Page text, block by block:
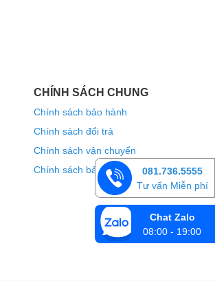
CHÍNH SÁCH CHUNG
Chính sách bảo hành
Chính sách đổi trả
Chính sách vận chuyển
Chính sách bảo mật thông tin081.736.5555
Tư vấn Miễn phí
Chat Zalo
08:00 - 19:00